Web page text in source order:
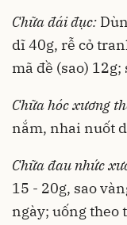
Chữa đái đục:
dĩ 40g, rễ cỏ
mã đề (sao)
Chữa hóc xương
nắm, nhai nuốt
Chữa đau nhức
15 - 20g, sao
ngày; uống theo